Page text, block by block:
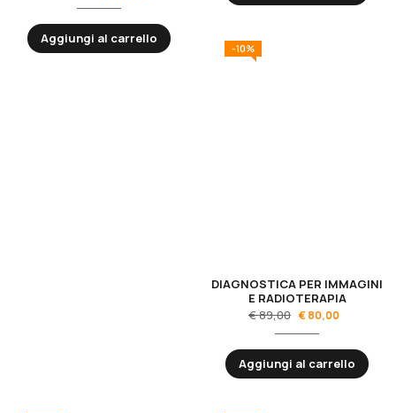
Aggiungi al carrello
-10%
DIAGNOSTICA PER IMMAGINI
E RADIOTERAPIA
€89,00 €80,00
Aggiungi al carrello